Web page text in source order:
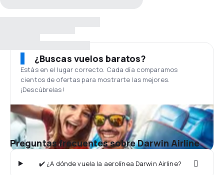
¿Buscas vuelos baratos?
Estás en el lugar correcto. Cada día comparamos
cientos de ofertas para mostrarte las mejores.
¡Descúbrelas!
Preguntas frecuentes sobre Darwin Airline
✔️ ¿A dónde vuela la aerolínea Darwin Airline?